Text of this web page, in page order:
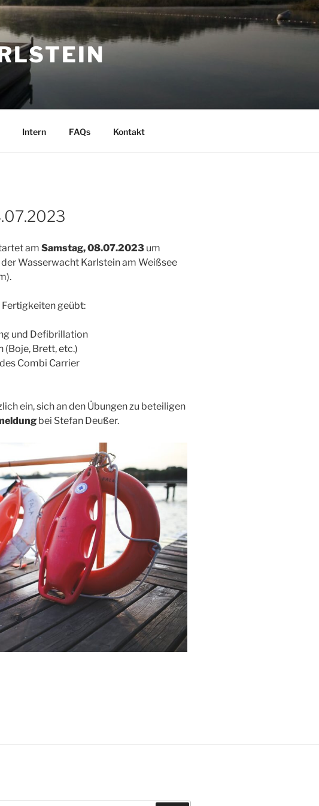
Intern FAQs Kontakt
am Samstag, 08.07.2023um
Wasserwacht Karlstein am Weißsee
geübt:
und Defibrillation
Brett, etc.)
Combi Carrier
ein, sich an den Übungen zu beteiligen
bei Stefan Deußer.